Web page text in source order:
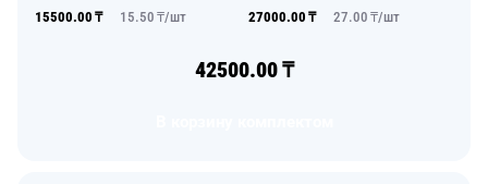
15500.00 ₸ 15.50 ₸/шт
27000.00 ₸ 27.00 ₸/шт
42500.00₸